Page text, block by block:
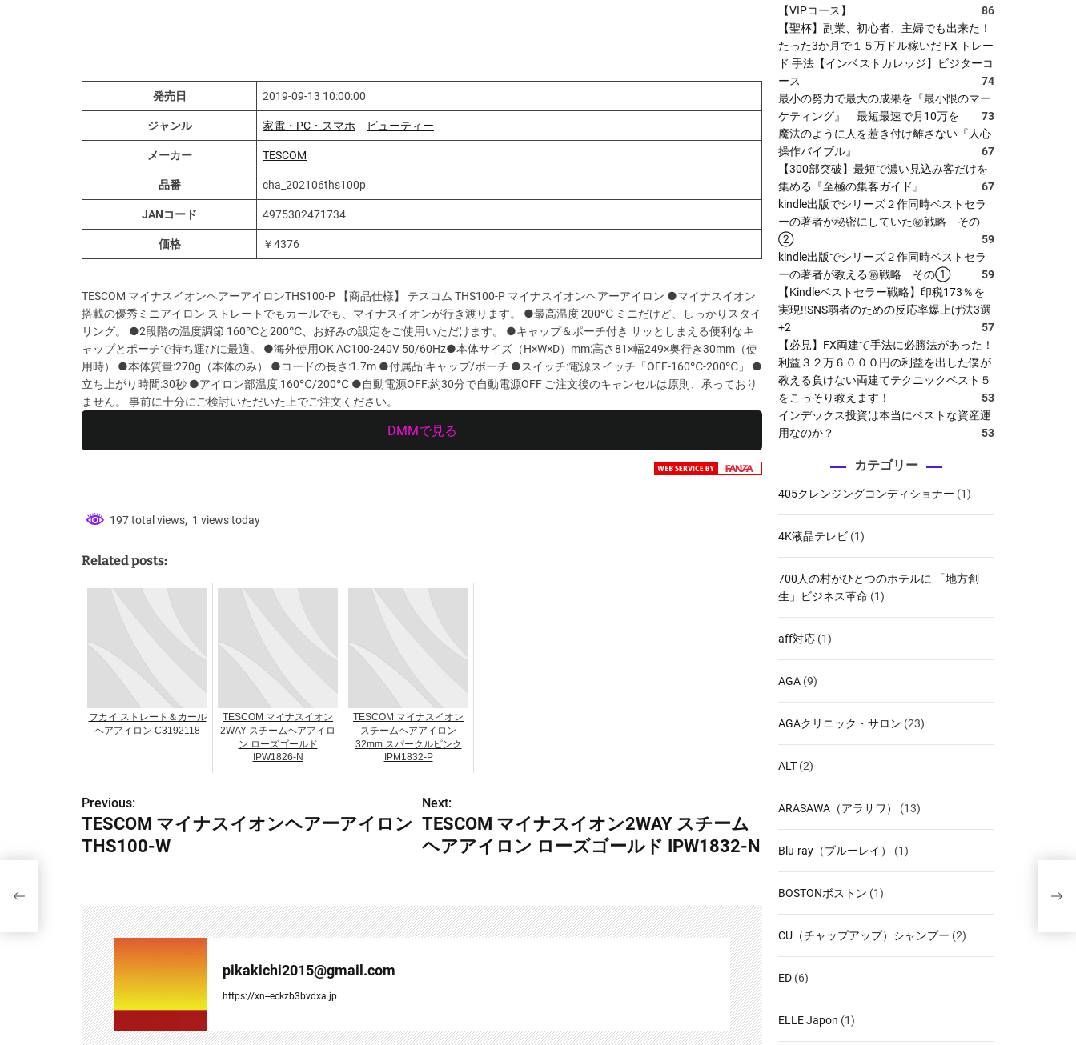
発売日 2019-09-13 10:00:00
ジャンル 家電・PC・スマホ ビューティー
メーカー TESCOM
品番 cha_202106ths100p
JANコード 4975302471734
価格 ￥4376
TESCOM マイナスイオンヘアーアイロンTHS100-P 【商品仕様】 テスコム THS100-P マイナスイオンヘアーアイロン ●マイナスイオン
搭載の優秀ミニアイロン ストレートでもカールでも、マイナスイオンが行き渡ります。 ●最高温度 200℃ ミニだけど、しっかりスタイ
リング。 ●2段階の温度調節 160℃と200℃、お好みの設定をご使用いただけます。 ●キャップ＆ポーチ付き サッとしまえる便利なキ
ャップとポーチで持ち運びに最適。 ●海外使用OK AC100-240V 50/60Hz●本体サイズ（H×W×D）mm:高さ81×幅249×奥行き30mm（使
用時） ●本体質量:270g（本体のみ） ●コードの長さ:1.7m ●付属品:キャップ/ポーチ ●スイッチ:電源スイッチ「OFF-160℃-200℃」 ●
立ち上がり時間:30秒 ●アイロン部温度:160℃/200℃ ●自動電源OFF:約30分で自動電源OFF ご注文後のキャンセルは原則、承っており
ません。 事前に十分にご検討いただいた上でご注文ください。
DMMで見る
197 total views, 1 views today
Related posts:
フカイ ストレート＆カール
ヘアアイロン C3192118
TESCOM マイナスイオン
2WAY スチームヘアアイロ
ン ローズゴールド
IPW1826-N
TESCOM マイナスイオン
スチームヘアアイロン
32mm スパークルピンク
IPM1832-P
投
稿
ゲ
ー
シ
ョ
Previous:
TESCOM マイナスイオンヘアーアイロン
THS100-W
Next:
TESCOM マイナスイオン2WAY スチーム
ヘアアイロン ローズゴールド IPW1832-N
pikakichi2015@gmail.com
https://xn--eckzb3bvdxa.jp
【VIPコース】
86
【聖杯】副業、初心者、主婦でも出来た！
たった3か月で１５万ドル稼いだ FX トレー
ド 手法【インベストカレッジ】ビジターコ
ース
74
最小の努力で最大の成果を『最小限のマー
ケティング』 最短最速で月10万を
73
魔法のように人を惹き付け離さない『人心
操作バイブル』
67
【300部突破】最短で濃い見込み客だけを
集める『至極の集客ガイド』
67
kindle出版でシリーズ２作同時ベストセラ
ーの著者が秘密にしていた㊙戦略 その
②
59
kindle出版でシリーズ２作同時ベストセラ
ーの著者が教える㊙戦略 その①
59
【Kindleベストセラー戦略】印税173％を
実現!!SNS弱者のための反応率爆上げ法3選
+2
57
【必見】FX両建て手法に必勝法があった！
利益３２万６０００円の利益を出した僕が
教える負けない両建てテクニックベスト５
をこっそり教えます！
53
インデックス投資は本当にベストな資産運
用なのか？
53
カテゴリー
405クレンジングコンディショナー (1)
4K液晶テレビ (1)
700人の村がひとつのホテルに 「地方創
生」ビジネス革命 (1)
aff対応 (1)
AGA (9)
AGAクリニック・サロン (23)
ALT (2)
ARASAWA（アラサワ） (13)
Blu-ray（ブルーレイ） (1)
BOSTONボストン (1)
CU（チャップアップ）シャンプー (2)
ED (6)
ELLE Japon (1)
ム